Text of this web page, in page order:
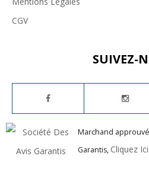
CGV
SUIVEZ-
Marchand
Garantis, Cliquez